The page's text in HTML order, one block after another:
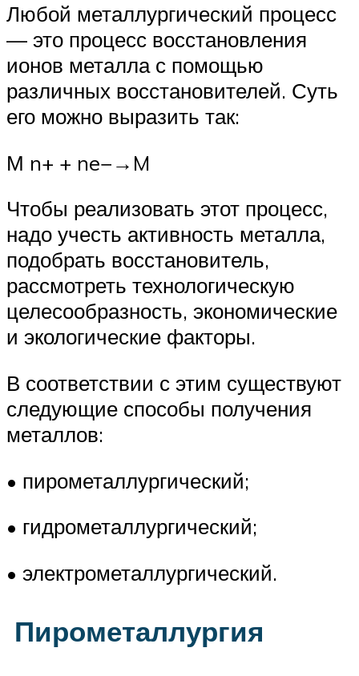
Любой металлургический процесс
— это процесс восстановления
ионов металла с помощью
различных восстановителей. Суть
его можно выразить так:
М n+ + ne−→M
Чтобы реализовать этот процесс,
надо учесть активность металла,
подобрать восстановитель,
рассмотреть технологическую
целесообразность, экономические
и экологические факторы.
В соответствии с этим существуют
следующие способы получения
металлов:
• пирометаллургический;
• гидрометаллургический;
• электрометаллургический.
Пирометаллургия